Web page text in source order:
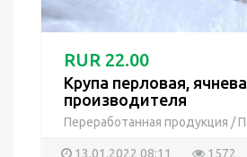
RUR 22.00
Крупа перловая,
производителя
Переработанная продукция /
13.01.2022 08:11
1572